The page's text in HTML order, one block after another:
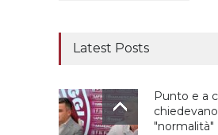
Latest Posts
Punto e a
"normalità"